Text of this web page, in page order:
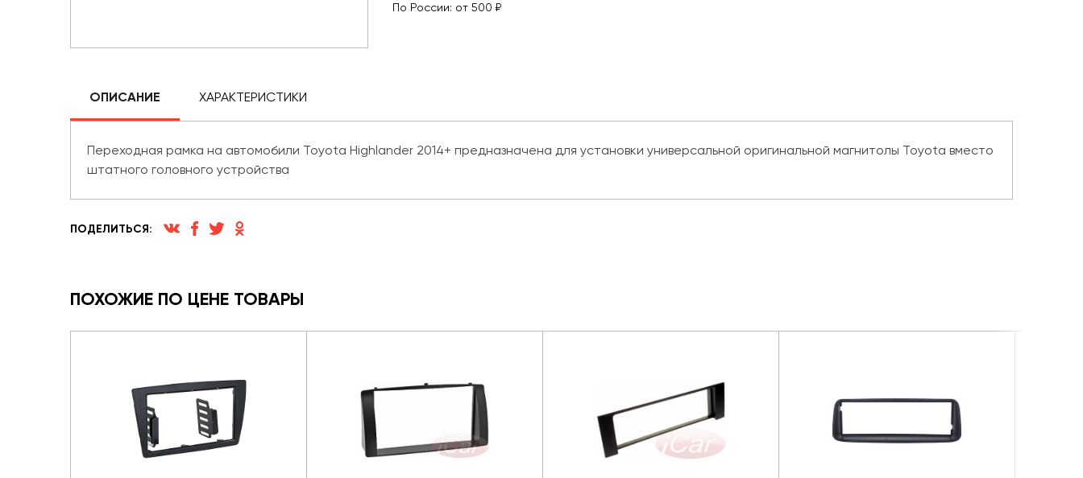
По России: от 500 ₽
ОПИСАНИЕ ХАРАКТЕРИСТИКИ
Переходная рамка на автомобили Toyota Highlander 2014+ предназначена для установки универсальной оригинальной магнитолы Toyota вместо
штатного головного устройства
ПОДЕЛИТЬСЯ:
ПОХОЖИЕ ПО ЦЕНЕ ТОВАРЫ